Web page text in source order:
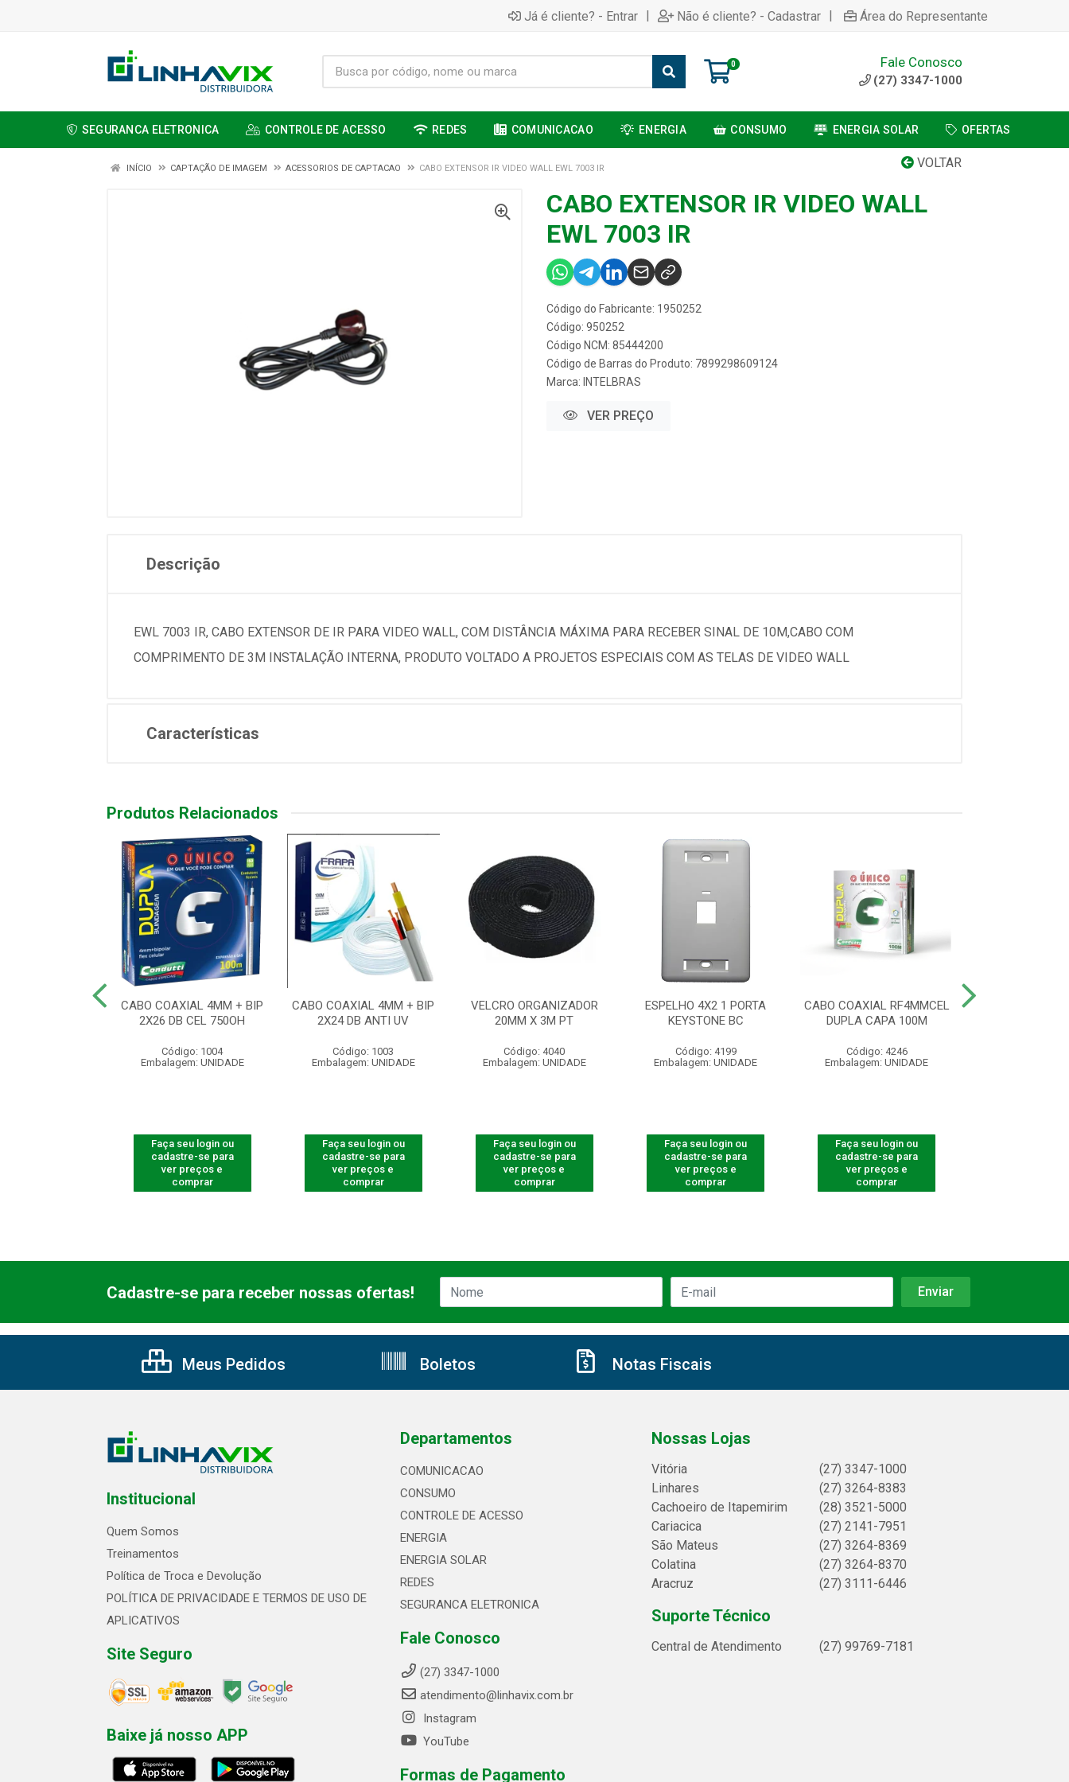
Já é cliente? - Entrar | Não é cliente? - Cadastrar | Área do Representante
0 Fale Conosco
(27) 3347-1000
SEGURANCA ELETRONICA CONTROLE DE ACESSO REDES COMUNICACAO ENERGIA CONSUMO ENERGIA SOLAR OFERTAS
VOLTAR
INÍCIO CAPTAÇÃO DE IMAGEM ACESSORIOS DE CAPTACAO CABO EXTENSOR IR VIDEO WALL EWL 7003 IR
CABO EXTENSOR IR VIDEO WALL
EWL 7003 IR
Código do Fabricante: 1950252
Código: 950252
Código NCM: 85444200
Código de Barras do Produto: 7899298609124
Marca: INTELBRAS
VER PREÇO
Descrição
EWL 7003 IR, CABO EXTENSOR DE IR PARA VIDEO WALL, COM DISTÂNCIA MÁXIMA PARA RECEBER SINAL DE 10M,CABO COM
COMPRIMENTO DE 3M INSTALAÇÃO INTERNA, PRODUTO VOLTADO A PROJETOS ESPECIAIS COM AS TELAS DE VIDEO WALL
Características
Produtos Relacionados
CABO COAXIAL 4MM + BIP
2X26 DB CEL 750OH
Código: 1004
Embalagem: UNIDADE
Faça seu login ou
cadastre-se para
ver preços e
comprar
CABO COAXIAL 4MM + BIP
2X24 DB ANTI UV
Código: 1003
Embalagem: UNIDADE
Faça seu login ou
cadastre-se para
ver preços e
comprar
VELCRO ORGANIZADOR
20MM X 3M PT
Código: 4040
Embalagem: UNIDADE
Faça seu login ou
cadastre-se para
ver preços e
comprar
ESPELHO 4X2 1 PORTA
KEYSTONE BC
Código: 4199
Embalagem: UNIDADE
Faça seu login ou
cadastre-se para
ver preços e
comprar
CABO COAXIAL RF4MMCEL
DUPLA CAPA 100M
Código: 4246
Embalagem: UNIDADE
Faça seu login ou
cadastre-se para
ver preços e
comprar
Cadastre-se para receber nossas ofertas!
Meus Pedidos Boletos Notas Fiscais
Institucional
Quem Somos
Treinamentos
Política de Troca e Devolução
POLÍTICA DE PRIVACIDADE E TERMOS DE USO DE
APLICATIVOS
Site Seguro
Baixe já nosso APP
Departamentos
COMUNICACAO
CONSUMO
CONTROLE DE ACESSO
ENERGIA
ENERGIA SOLAR
REDES
SEGURANCA ELETRONICA
Fale Conosco
(27) 3347-1000
atendimento@linhavix.com.br
Instagram
YouTube
Formas de Pagamento
Nossas Lojas
Vitória
(27) 3347-1000
Linhares
(27) 3264-8383
Cachoeiro de Itapemirim
(28) 3521-5000
Cariacica
(27) 2141-7951
São Mateus
(27) 3264-8369
Colatina
(27) 3264-8370
Aracruz
(27) 3111-6446
Suporte Técnico
Central de Atendimento (27) 99769-7181